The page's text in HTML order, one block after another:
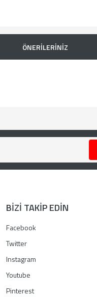
ÖNERİLERİNİZ
BİZİ TAKİP EDİN
Facebook
Twitter
Instagram
Youtube
Pinterest